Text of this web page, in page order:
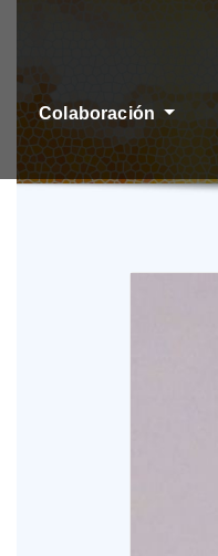
Colaboración